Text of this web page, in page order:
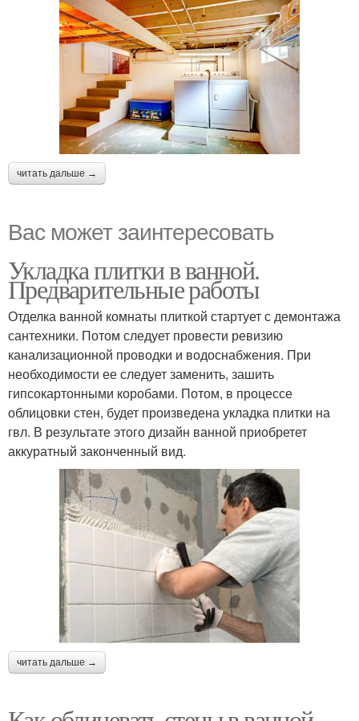
читать дальше →
Вас может заинтересовать
Укладка плитки в ванной.
Предварительные работы
Отделка ванной комнаты плиткой стартует с демонтажа
сантехники. Потом следует провести ревизию
канализационной проводки и водоснабжения. При
необходимости ее следует заменить, зашить
гипсокартонными коробами. Потом, в процессе
облицовки стен, будет произведена укладка плитки на
гвл. В результате этого дизайн ванной приобретет
аккуратный законченный вид.
читать дальше →